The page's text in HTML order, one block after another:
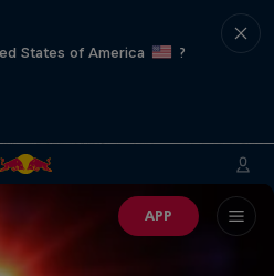
States of America
?
APP